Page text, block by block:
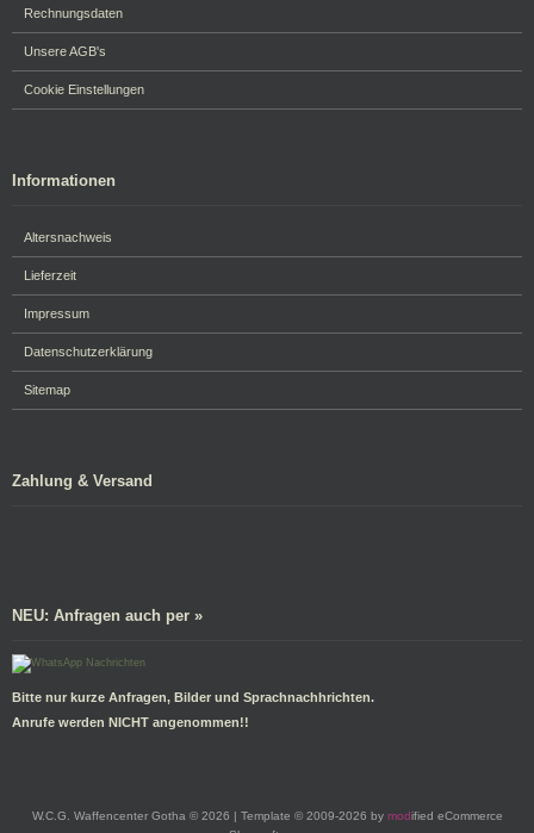
Rechnungsdaten
Unsere AGB's
Cookie Einstellungen
Informationen
Altersnachweis
Lieferzeit
Impressum
Datenschutzerklärung
Sitemap
Zahlung & Versand
NEU: Anfragen auch per »
Bitte nur kurze Anfragen, Bilder und Sprachnachhrichten.
Anrufe werden NICHT angenommen!!
W.C.G. Waffencenter Gotha © 2026 | Template © 2009-2026 by modified eCommerce